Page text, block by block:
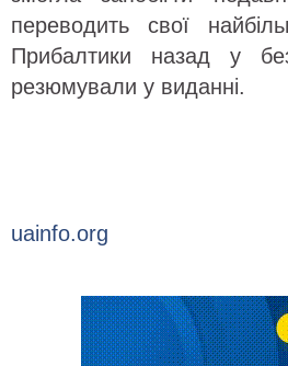
переводить свої
Прибалтики назад у
резюмували у виданні.
uainfo.org